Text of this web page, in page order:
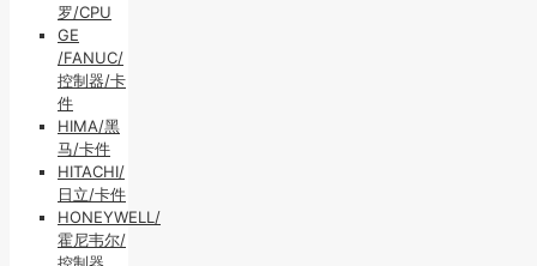
罗/CPU
GE
/FANUC/
控制器/卡
件
HIMA/黑
马/卡件
HITACHI/
日立/卡件
HONEYWELL/
霍尼韦尔/
控制器